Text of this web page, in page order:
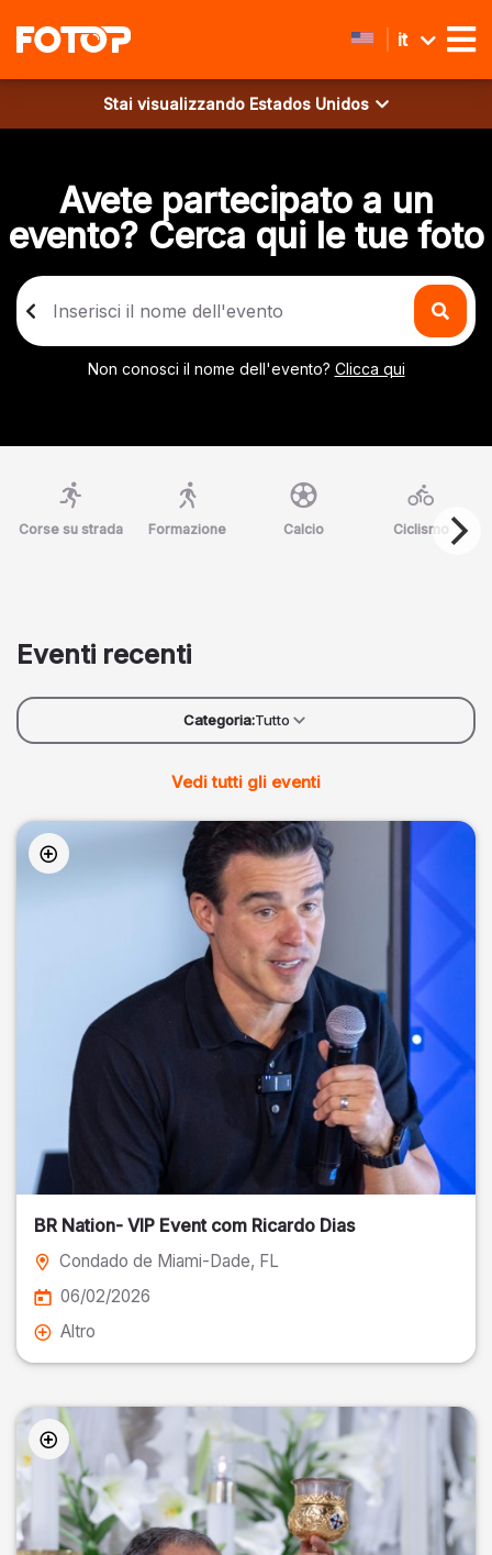
it
Stai visualizzando Estados Unidos
Avete partecipato a un
evento? Cerca qui le tue foto
Non conosci il nome dell'evento? Clicca qui
Corse su strada Formazione Calcio Ciclismo
Eventi recenti
Categoria:Tutto
Vedi tutti gli eventi
BR Nation- VIP Event com Ricardo Dias
Condado de Miami-Dade, FL
06/02/2026
Altro